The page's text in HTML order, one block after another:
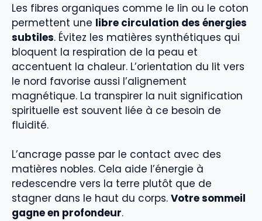
Les fibres organiques comme le lin ou le coton
permettent une libre circulation des énergies
subtiles. Évitez les matières synthétiques qui
bloquent la respiration de la peau et
accentuent la chaleur. L’orientation du lit vers
le nord favorise aussi l’alignement
magnétique. La transpirer la nuit signification
spirituelle est souvent liée à ce besoin de
fluidité.
L’ancrage passe par le contact avec des
matières nobles. Cela aide l’énergie à
redescendre vers la terre plutôt que de
stagner dans le haut du corps. Votre sommeil
gagne en profondeur.